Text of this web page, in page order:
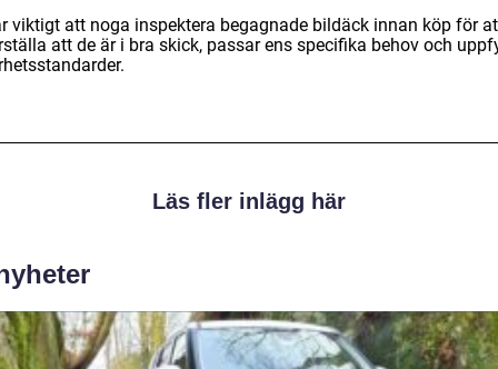
viktigt att noga inspektera begagnade bildäck innan köp för
att de är i bra skick, passar ens specifika behov och
Läs fler inlägg här